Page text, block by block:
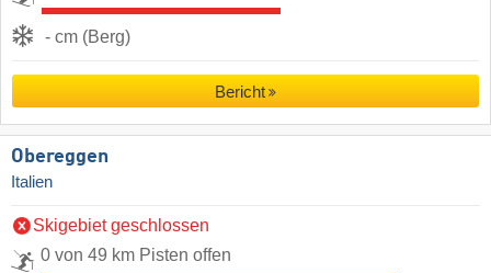
- cm (Berg)
Bericht
Obereggen
Italien
Skigebiet geschlossen
0 von 49 km Pisten offen